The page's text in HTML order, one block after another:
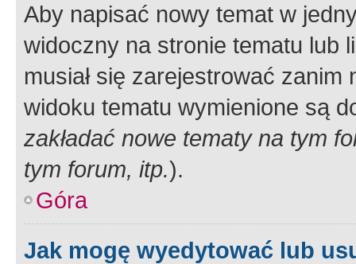
Aby napisać nowy temat w
widoczny na stronie tematu lub
musiał się zarejestrować
widoku tematu wymienione są
zakładać nowe tematy na tym
tym forum, itp.).
Góra
Jak mogę wyedytować lub